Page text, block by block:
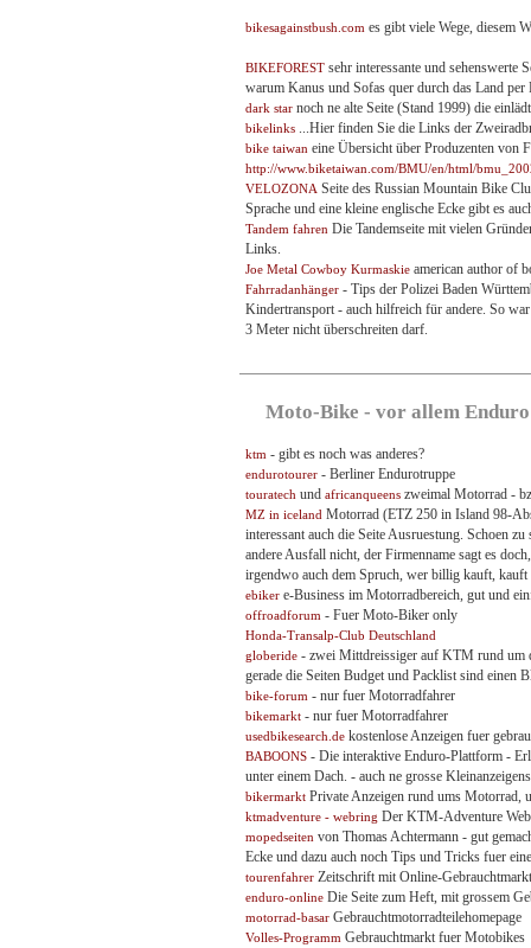
bikesagainstbush.com es gibt viele Wege, diesem
BIKEFOREST sehr interessante und sehenswerte
warum Kanus und Sofas quer durch das Land per
dark star noch ne alte Seite (Stand 1999) die
bikelinks ...Hier finden Sie die Links der
bike taiwan eine Übersicht über Produzenten von
http://www.biketaiwan.com/BMU/en/html/
VELOZONA Seite des Russian Mountain Bike
Sprache und eine kleine englische Ecke gibt es
Tandem fahren Die Tandemseite mit vielen
Links.
Joe Metal Cowboy Kurmaskie american author of
Fahrradanhänger - Tips der Polizei Baden
Kindertransport - auch hilfreich für andere. So
3 Meter nicht überschreiten darf.
Moto-Bike - vor allem Enduro
ktm - gibt es noch was anderes?
endurotourer - Berliner Endurotruppe
touratech und africanqueens zweimal Motorrad -
MZ in iceland Motorrad (ETZ 250 in Island 98-
interessant auch die Seite Ausruestung. Schoen
andere Ausfall nicht, der Firmenname sagt es
irgendwo auch dem Spruch, wer billig kauft, kauft
ebiker e-Business im Motorradbereich, gut und
offroadforum - Fuer Moto-Biker only
Honda-Transalp-Club Deutschland
globeride - zwei Mittdreissiger auf KTM rund um
gerade die Seiten Budget und Packlist sind einen
bike-forum - nur fuer Motorradfahrer
bikemarkt - nur fuer Motorradfahrer
usedbikesearch.de kostenlose Anzeigen fuer
BABOONS - Die interaktive Enduro-Plattform -
unter einem Dach. - auch ne grosse
bikermarkt Private Anzeigen rund ums Motorrad,
ktmadventure - webring Der KTM-Adventure
mopedseiten von Thomas Achtermann - gut
Ecke und dazu auch noch Tips und Tricks fuer
tourenfahrer Zeitschrift mit Online-Gebrauchtmarkt
enduro-online Die Seite zum Heft, mit grossem
motorrad-basar Gebrauchtmotorradteilehomepage
Volles-Programm Gebrauchtmarkt fuer Motobikes